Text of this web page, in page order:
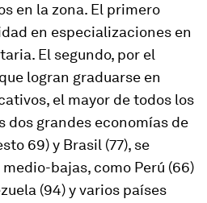
en la zona. El primero
en especializaciones en
El segundo, por el
logran graduarse en
el mayor de todos los
dos grandes economías de
69) y Brasil (77), se
bajas, como Perú (66)
(94) y varios países